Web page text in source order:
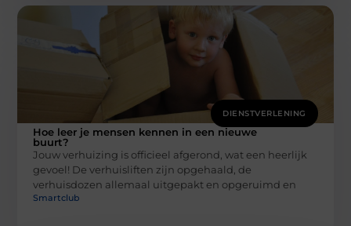
DIENSTVERLENING
Hoe leer je mensen kennen in een nieuwe
buurt?
Jouw verhuizing is officieel afgerond, wat een heerlijk
gevoel! De verhuisliften zijn opgehaald, de
verhuisdozen allemaal uitgepakt en opgeruimd en
Smartclub